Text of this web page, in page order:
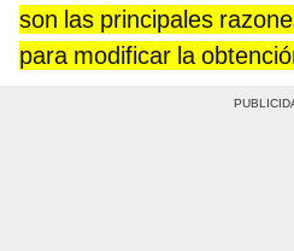
son las principales
para modificar la